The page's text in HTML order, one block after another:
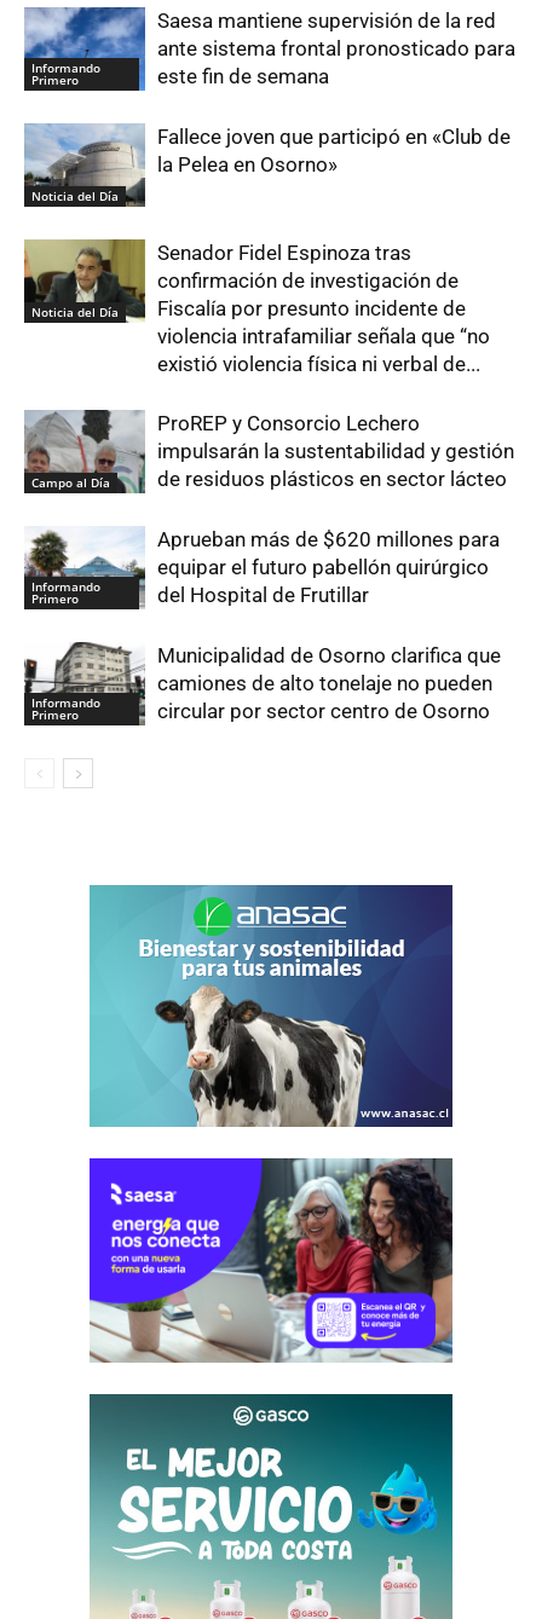
Informando
Primero
Saesa mantiene supervisión de la red
ante sistema frontal pronosticado para
este fin de semana
Noticia del Día
Fallece joven que participó en «Club de
la Pelea en Osorno»
Noticia del Día
Senador Fidel Espinoza tras
confirmación de investigación de
Fiscalía por presunto incidente de
violencia intrafamiliar señala que “no
existió violencia física ni verbal de...
Campo al Día
ProREP y Consorcio Lechero
impulsarán la sustentabilidad y gestión
de residuos plásticos en sector lácteo
Informando
Primero
Aprueban más de $620 millones para
equipar el futuro pabellón quirúrgico
del Hospital de Frutillar
Informando
Primero
Municipalidad de Osorno clarifica que
camiones de alto tonelaje no pueden
circular por sector centro de Osorno